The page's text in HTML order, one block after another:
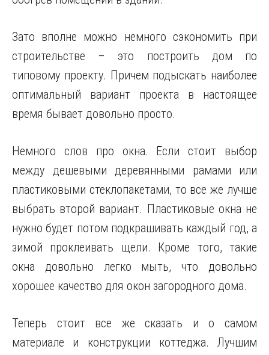
Зато вполне можно немного сэкономить при
строительстве – это построить дом по
типовому проекту. Причем подыскать наиболее
оптимальный вариант проекта в настоящее
время бывает довольно просто.
Немного слов про окна. Если стоит выбор
между дешевыми деревянными рамами или
пластиковыми стеклопакетами, то все же лучше
выбрать второй вариант. Пластиковые окна не
нужно будет потом подкрашивать каждый год, а
зимой проклеивать щели. Кроме того, такие
окна довольно легко мыть, что довольно
хорошее качество для окон загородного дома.
Теперь стоит все же сказать и о самом
материале и конструкции коттеджа. Лучшим